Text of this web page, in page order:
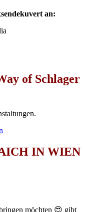
an:
of Schlager
IN WIEN
möchten 😍 gibt